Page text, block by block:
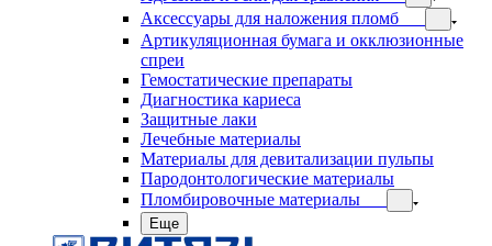
Аксессуары для наложения пломб
Артикуляционная бумага и окклюзионные
спреи
Гемостатические препараты
Диагностика кариеса
Защитные лаки
Лечебные материалы
Материалы для девитализации пульпы
Пародонтологические материалы
Пломбировочные материалы
Еще